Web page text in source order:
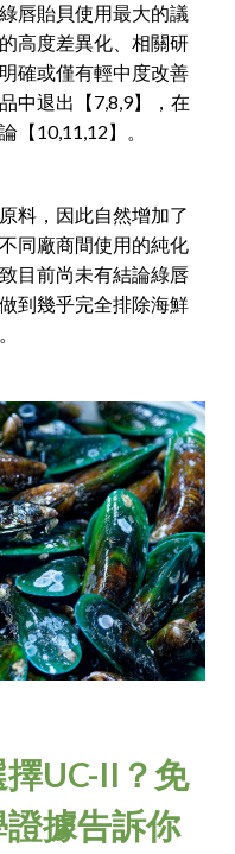
唇貽貝使用最大的議
高度差異化、相關研
確或僅有輕中度改善
中退出【7,8,9】，在
【10,11,12】。
料，因此自然增加了
同廠商間使用的純化
目前尚未有結論綠唇
到幾乎完全排除海鮮
UC-II？免
據告訴你